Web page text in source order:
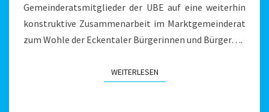
Gemeinderatsmitglieder der UBE auf eine weiterhin
konstruktive Zusammenarbeit im Marktgemeinderat
zum Wohle der Eckentaler Bürgerinnen und Bürger….
WEITERLESENWEITERLESEN